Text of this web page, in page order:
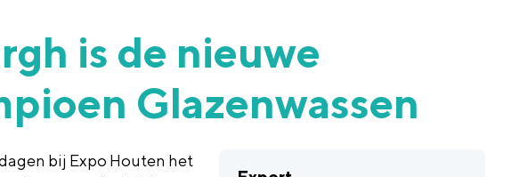
is de nieuwe
Glazenwassen
bij Expo Houten het